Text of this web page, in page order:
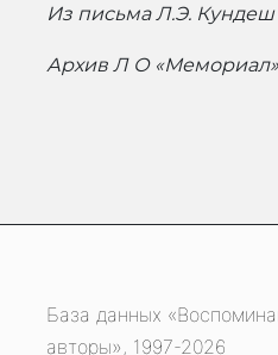
Из письма Л.Э. Кундеш
Архив Л О «Мемориал»
База данных
авторы», 1997-2026